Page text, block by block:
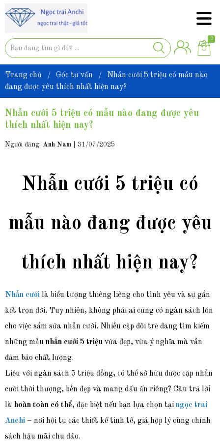
0
Trang chủ / Góc tư vấn /
Nhẫn cưới 5 triệu có mẫu nào
đang được yêu thích nhất hiện nay?
Nhẫn cưới 5 triệu có mẫu nào đang được yêu
thích nhất hiện nay?
Người đăng: Anh Nam 31/07/2025
Nhẫn cưới 5 triệu có
mẫu nào đang được yêu
thích nhất hiện nay?
Nhẫn cưới là biểu tượng thiêng liêng cho tình yêu và sự gắn
kết trọn đời. Tuy nhiên, không phải ai cũng có ngân sách lớn
cho việc sắm sửa nhẫn cưới. Nhiều cặp đôi trẻ đang tìm kiếm
những mẫu nhẫn cưới 5 triệu vừa đẹp, vừa ý nghĩa mà vẫn
đảm bảo chất lượng.
Liệu với ngân sách 5 triệu đồng, có thể sở hữu được cặp nhẫn
cưới thời thượng, bền đẹp và mang dấu ấn riêng? Câu trả lời
là hoàn toàn có thể, đặc biệt nếu bạn lựa chọn tại ngọc trai
Anchi – nơi hội tụ các thiết kế tinh tế, giá hợp lý cùng chính
sách hậu mãi chu đáo.